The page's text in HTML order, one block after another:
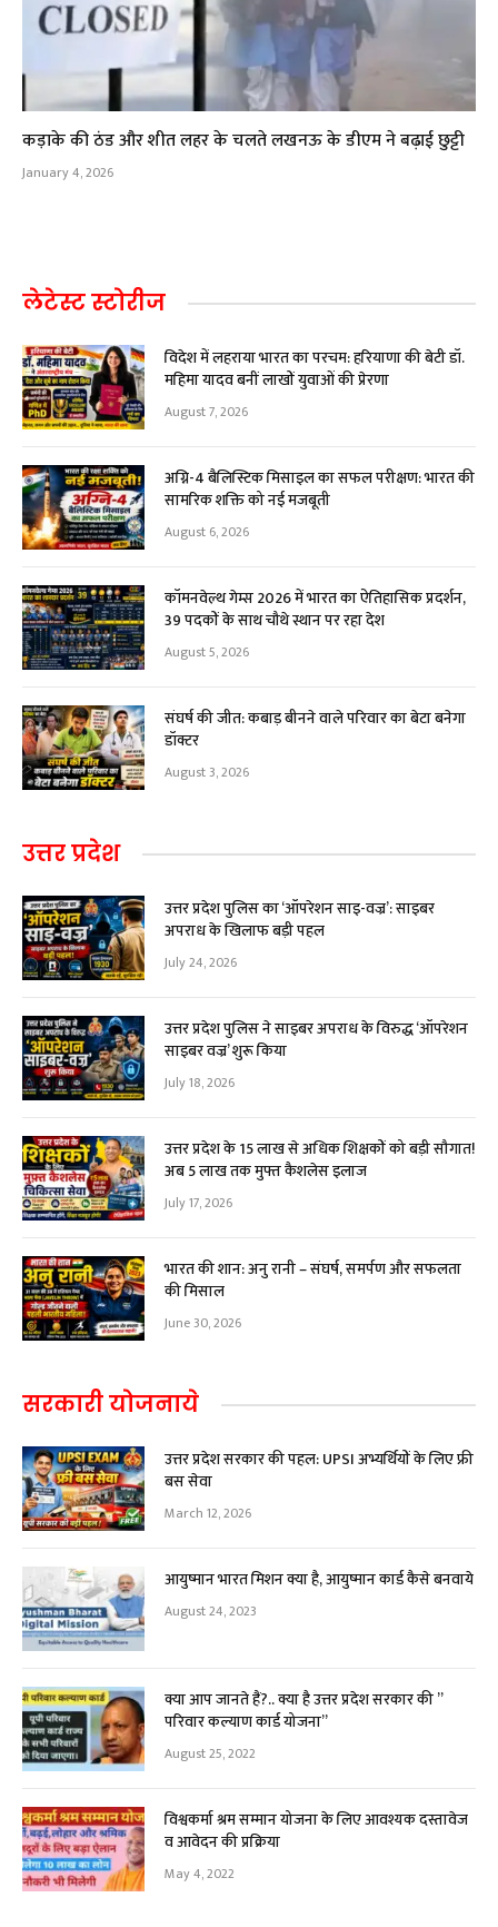
कड़ाके की ठंड और शीत लहर के चलते लखनऊ के डीएम ने बढ़ाई छुट्टी
January 4, 2026
लेटेस्ट स्टोरीज
विदेश में लहराया भारत का परचम: हरियाणा की बेटी डॉ.
महिमा यादव बनीं लाखों युवाओं की प्रेरणा
August 7, 2026
अग्नि-4 बैलिस्टिक मिसाइल का सफल परीक्षण: भारत की
सामरिक शक्ति को नई मजबूती
August 6, 2026
कॉमनवेल्थ गेम्स 2026 में भारत का ऐतिहासिक प्रदर्शन,
39 पदकों के साथ चौथे स्थान पर रहा देश
August 5, 2026
संघर्ष की जीत: कबाड़ बीनने वाले परिवार का बेटा बनेगा
डॉक्टर
August 3, 2026
उत्तर प्रदेश
उत्तर प्रदेश पुलिस का ‘ऑपरेशन साइ-वज्र’: साइबर
अपराध के खिलाफ बड़ी पहल
July 24, 2026
उत्तर प्रदेश पुलिस ने साइबर अपराध के विरुद्ध ‘ऑपरेशन
साइबर वज्र’ शुरू किया
July 18, 2026
उत्तर प्रदेश के 15 लाख से अधिक शिक्षकों को बड़ी सौगात!
अब ₹5 लाख तक मुफ्त कैशलेस इलाज
July 17, 2026
भारत की शान: अनु रानी – संघर्ष, समर्पण और सफलता
की मिसाल
June 30, 2026
सरकारी योजनाये
उत्तर प्रदेश सरकार की पहल: UPSI अभ्यर्थियों के लिए फ्री
बस सेवा
March 12, 2026
आयुष्मान भारत मिशन क्या है, आयुष्मान कार्ड कैसे बनवाये
August 24, 2023
क्या आप जानते हैं?.. क्या है उत्तर प्रदेश सरकार की ”
परिवार कल्याण कार्ड योजना”
August 25, 2022
विश्वकर्मा श्रम सम्मान योजना के लिए आवश्यक दस्तावेज
व आवेदन की प्रक्रिया
May 4, 2022